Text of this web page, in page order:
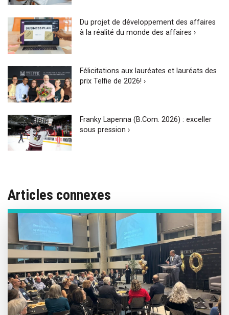
Du projet de développement des affaires
à la réalité du monde des affaires ›
Félicitations aux lauréates et lauréats des
prix Telfie de 2026! ›
Franky Lapenna (B.Com. 2026) : exceller
sous pression ›
Articles connexes